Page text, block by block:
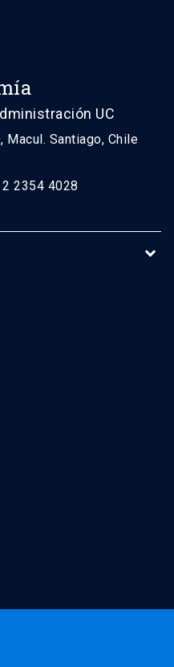
UC
Macul. Santiago, Chile
2354 4028